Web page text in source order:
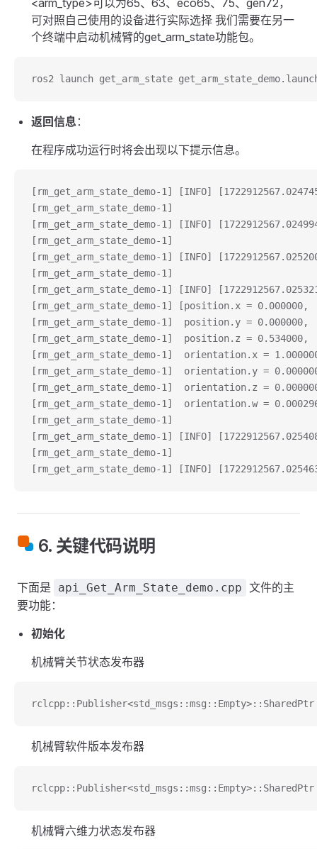
<arm_type>可以为65、63、eco65、75、gen72，
可对照自己使用的设备进行实际选择 我们需要在另一
个终端中启动机械臂的get_arm_state功能包。
ros2 launch get_arm_state
返回信息 ：
在程序成功运行时将会出现以下提示信息。
[rm_get_arm_state_demo-1] [INFO]
[rm_get_arm_state_demo-1]
[rm_get_arm_state_demo-1] [INFO]
[rm_get_arm_state_demo-1]
[rm_get_arm_state_demo-1] [INFO]
[rm_get_arm_state_demo-1]
[rm_get_arm_state_demo-1] [INFO]
[rm_get_arm_state_demo-1] [position.x = 0.000000,
[rm_get_arm_state_demo-1]  position.y = 0.000000,
[rm_get_arm_state_demo-1]  position.z = 0.534000,
[rm_get_arm_state_demo-1]  orientation.x =
[rm_get_arm_state_demo-1]  orientation.y =
[rm_get_arm_state_demo-1]  orientation.z =
[rm_get_arm_state_demo-1]  orientation.w =
[rm_get_arm_state_demo-1]
[rm_get_arm_state_demo-1] [INFO]
[rm_get_arm_state_demo-1]
[rm_get_arm_state_demo-1] [INFO]
6. 关键代码说明
下面是 api_Get_Arm_State_demo.cpp 文件的主
要功能：
初始化
机械臂关节状态发布器
机械臂软件版本发布器
机械臂六维力状态发布器